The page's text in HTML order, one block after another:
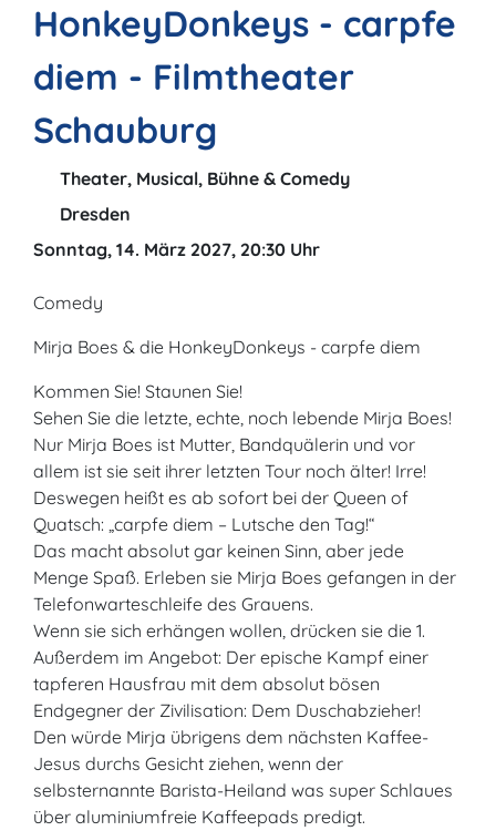
HonkeyDonkeys - carpfe
diem - Filmtheater
Schauburg
Theater, Musical, Bühne & Comedy
Dresden
Sonntag, 14. März 2027, 20:30 Uhr
Comedy
Mirja Boes & die HonkeyDonkeys - carpfe diem
Kommen Sie! Staunen Sie!
Sehen Sie die letzte, echte, noch lebende Mirja Boes!
Nur Mirja Boes ist Mutter, Bandquälerin und vor
allem ist sie seit ihrer letzten Tour noch älter! Irre!
Deswegen heißt es ab sofort bei der Queen of
Quatsch: „carpfe diem – Lutsche den Tag!“
Das macht absolut gar keinen Sinn, aber jede
Menge Spaß. Erleben sie Mirja Boes gefangen in der
Telefonwarteschleife des Grauens.
Wenn sie sich erhängen wollen, drücken sie die 1.
Außerdem im Angebot: Der epische Kampf einer
tapferen Hausfrau mit dem absolut bösen
Endgegner der Zivilisation: Dem Duschabzieher!
Den würde Mirja übrigens dem nächsten Kaffee-
Jesus durchs Gesicht ziehen, wenn der
selbsternannte Barista-Heiland was super Schlaues
über aluminiumfreie Kaffeepads predigt.